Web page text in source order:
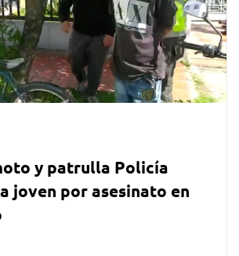
y patrulla Policía
joven por asesinato en